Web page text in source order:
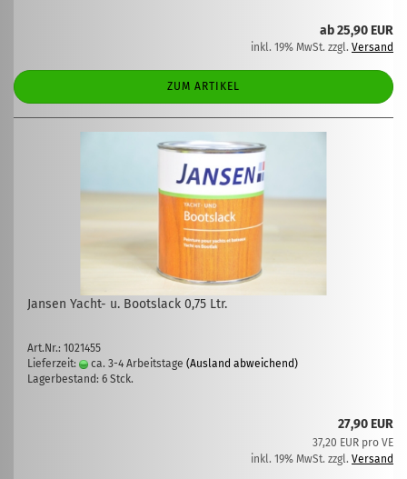
ab 25,90 EUR
inkl. 19% MwSt. zzgl. Versand
ZUM ARTIKEL
Jansen Yacht- u. Bootslack 0,75 Ltr.
Art.Nr.: 1021455
Lieferzeit:
ca. 3-4 Arbeitstage (Ausland abweichend)
Lagerbestand: 6 Stck.
27,90 EUR
37,20 EUR pro VE
inkl. 19% MwSt. zzgl. Versand